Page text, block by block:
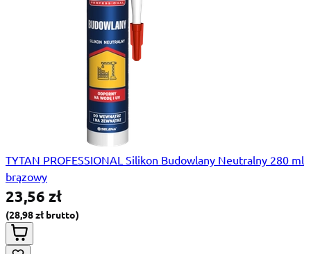
TYTAN PROFESSIONAL Silikon Budowlany Neutralny 280 ml
brązowy
Special Price
28,98 zł
23,56 zł